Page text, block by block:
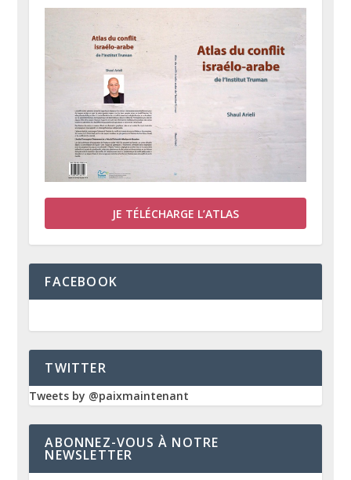
JE TÉLÉCHARGE L’ATLAS
FACEBOOK
TWITTER
Tweets by @paixmaintenant
ABONNEZ-VOUS À NOTRE
NEWSLETTER